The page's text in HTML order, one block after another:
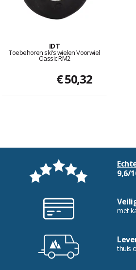
IDT
Toebehoren ski's wielen Voorwiel
Classic RM2
€ 50,32
9,6/
met
thuis